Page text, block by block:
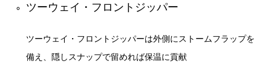
ツーウェイ・フロントジッパー
ツーウェイ・フロントジッパーは外側にストームフラップを
備え、隠しスナップで留めれば保温に貢献